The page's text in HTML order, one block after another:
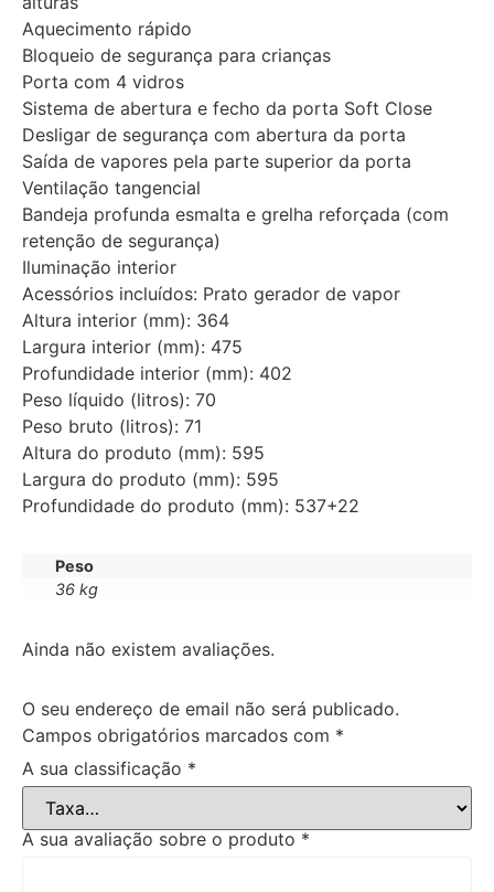
Aquecimento rápido
Bloqueio de segurança para crianças
Porta com 4 vidros
Sistema de abertura e fecho da porta Soft Close
Desligar de segurança com abertura da porta
Saída de vapores pela parte superior da porta
Ventilação tangencial
Bandeja profunda esmalta e grelha reforçada (com
retenção de segurança)
Iluminação interior
Acessórios incluídos: Prato gerador de vapor
Altura interior (mm): 364
Largura interior (mm): 475
Profundidade interior (mm): 402
Peso líquido (litros): 70
Peso bruto (litros): 71
Altura do produto (mm): 595
Largura do produto (mm): 595
Profundidade do produto (mm): 537+22
Peso
36 kg
Ainda não existem avaliações.
O seu endereço de email não será publicado.
Campos obrigatórios marcados com *
A sua classificação *
A sua avaliação sobre o produto *